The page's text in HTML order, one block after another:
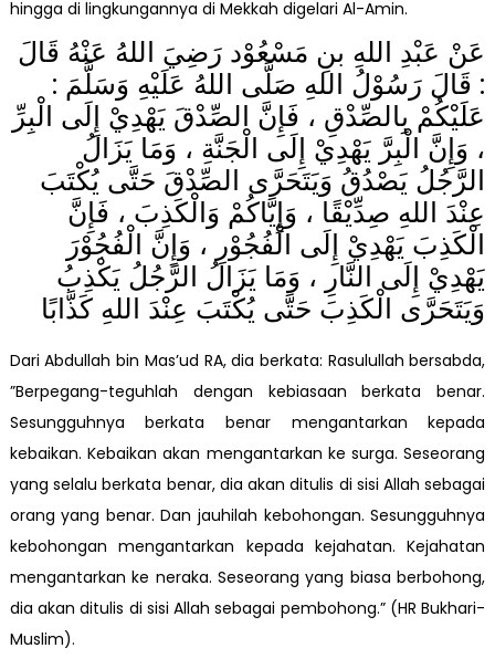
hingga di lingkungannya di Mekkah digelari Al-Amin.
عَنْ عَبْدِ اللهِ بنِ مَسْعُوْد رَضِيَ اللهُ عَنْهُ قَالَ
: قَالَ رَسُوْلُ اللهِ صَلَّى اللهُ عَلَيْهِ وَسَلَّمَ :
عَلَيْكُمْ بِالصِّدْقِ ، فَإِنَّ الصِّدْقَ يَهْدِيْ إِلَى الْبِرِّ
، وَإِنَّ الْبِرَّ يَهْدِيْ إِلَى الْجَنَّةِ ، وَمَا يَزَالُ
الرَّجُلُ يَصْدُقُ وَيَتَحَرَّى الصِّدْقَ حَتَّى يُكْتَبَ
عِنْدَ اللهِ صِدِّيْقًا ، وَإِيَّاكُمْ وَالْكَذِبَ ، فَإِنَّ
الْكَذِبَ يَهْدِيْ إِلَى الْفُجُوْرِ ، وَإِنَّ الْفُجُوْرَ
يَهْدِيْ إِلَى النَّارِ ، وَمَا يَزَالُ الرَّجُلُ يَكْذِبُ
وَيَتَحَرَّى الْكَذِبَ حَتَّى يُكْتَبَ عِنْدَ اللهِ كَذَّابًا
Dari Abdullah bin Mas’ud RA, dia berkata: Rasulullah bersabda,
”Berpegang-teguhlah dengan kebiasaan berkata benar.
Sesungguhnya berkata benar mengantarkan kepada
kebaikan. Kebaikan akan mengantarkan ke surga. Seseorang
yang selalu berkata benar, dia akan ditulis di sisi Allah sebagai
orang yang benar. Dan jauhilah kebohongan. Sesungguhnya
kebohongan mengantarkan kepada kejahatan. Kejahatan
mengantarkan ke neraka. Seseorang yang biasa berbohong,
dia akan ditulis di sisi Allah sebagai pembohong.” (HR Bukhari-
Muslim).